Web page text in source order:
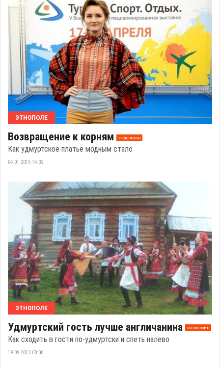
ЭТНОПОЛЕ
Возвращение к корням эксклюзив
Как удмуртское платье модным стало
04.01.2015 14:02
ЭТНОПОЛЕ
Удмуртский гость лучше англичанина эксклюзив
Как сходить в гости по-удмуртски и спеть налево
19.09.2013 00:00